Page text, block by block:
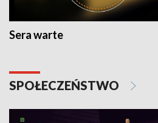
Sera warte
SPOŁECZEŃSTWO